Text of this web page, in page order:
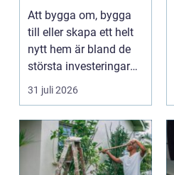
partner för ditt
projekt
Att bygga om, bygga
till eller skapa ett helt
nytt hem är bland de
största investeringar
m...
31 juli 2026